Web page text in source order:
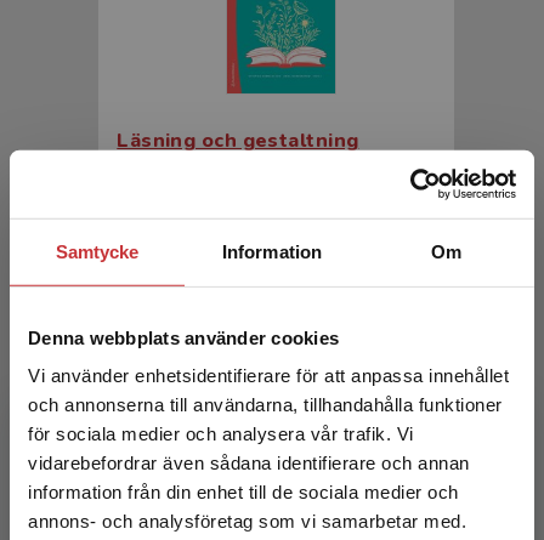
Samtycke Information Om
Denna webbplats använder cookies
Vi använder enhetsidentifierare för att anpassa innehållet
och annonserna till användarna, tillhandahålla funktioner
för sociala medier och analysera vår trafik. Vi
vidarebefordrar även sådana identifierare och annan
information från din enhet till de sociala medier och
annons- och analysföretag som vi samarbetar med.
Begränsad fraktregion
Läsning och gestaltning
Exkl. moms: 322 kr
Läsning och gestaltning